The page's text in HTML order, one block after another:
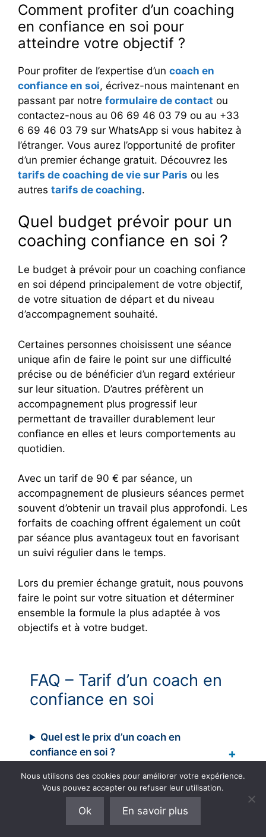
Comment profiter d’un coaching
en confiance en soi pour
atteindre votre objectif ?
Pour profiter de l’expertise d’un coach en
confiance en soi, écrivez-nous maintenant en
passant par notre formulaire de contact ou
contactez-nous au 06 69 46 03 79 ou au +33
6 69 46 03 79 sur WhatsApp si vous habitez à
l’étranger. Vous aurez l’opportunité de profiter
d’un premier échange gratuit. Découvrez les
tarifs de coaching de vie sur Paris ou les
autres tarifs de coaching.
Quel budget prévoir pour un
coaching confiance en soi ?
Le budget à prévoir pour un coaching confiance
en soi dépend principalement de votre objectif,
de votre situation de départ et du niveau
d’accompagnement souhaité.
Certaines personnes choisissent une séance
unique afin de faire le point sur une difficulté
précise ou de bénéficier d’un regard extérieur
sur leur situation. D’autres préfèrent un
accompagnement plus progressif leur
permettant de travailler durablement leur
confiance en elles et leurs comportements au
quotidien.
Avec un tarif de 90 € par séance, un
accompagnement de plusieurs séances permet
souvent d’obtenir un travail plus approfondi. Les
forfaits de coaching offrent également un coût
par séance plus avantageux tout en favorisant
un suivi régulier dans le temps.
Lors du premier échange gratuit, nous pouvons
faire le point sur votre situation et déterminer
ensemble la formule la plus adaptée à vos
objectifs et à votre budget.
FAQ – Tarif d’un coach en
confiance en soi
Quel est le prix d’un coach en
confiance en soi ?
Les forfaits de coaching sont-ils plus
avantageux ?
Nous utilisons des cookies pour améliorer votre expérience.
Vous pouvez accepter ou refuser leur utilisation.
Ok En savoir plus